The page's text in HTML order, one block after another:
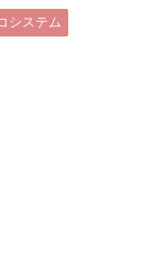
システム